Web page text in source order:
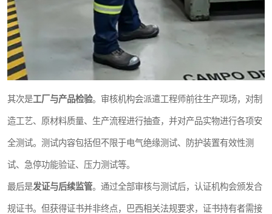
其次是工厂与产品检验。审核机构会派遣工程师前往生产现场，对制
造工艺、原材料质量、生产流程进行抽查，并对产品实物进行各项安
全测试。测试内容包括但不限于电气绝缘测试、防护装置有效性测
试、急停功能验证、压力测试等。
最后是发证与后续监管。通过全部审核与测试后，认证机构会颁发合
规证书。但获得证书并非终点，巴西相关法规要求，证书持有者需接